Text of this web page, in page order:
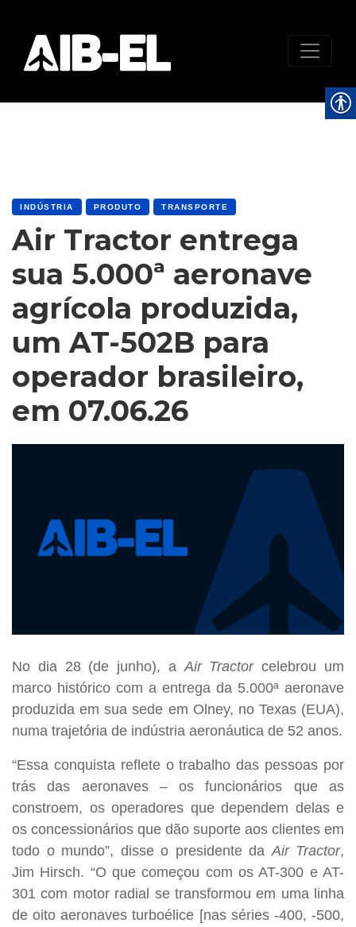
INDÚSTRIA PRODUTO TRANSPORTE
Air Tractor entrega
sua 5.000ª aeronave
agrícola produzida,
um AT-502B para
operador brasileiro,
em 07.06.26
No dia 28 (de junho), a Air Tractorcelebrou um
marco histórico com a entrega da 5.000ª aeronave
produzida em sua sede em Olney, no Texas (EUA),
numa trajetória de indústria aeronáutica de 52 anos.
“Essa conquista reflete o trabalho das pessoas por
trás das aeronaves – os funcionários que as
constroem, os operadores que dependem delas e
os concessionários que dão suporte aos clientes em
todo o mundo”, disse o presidente da Air Tractor,
Jim Hirsch. “O que começou com os AT-300 e AT-
301 com motor radial se transformou em uma linha
de oito aeronaves turboélice [nas séries -400, -500,